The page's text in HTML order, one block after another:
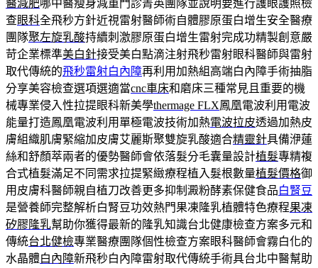
醫減肥哪中醫瘦身減重門診菁英團隊並說明要進行護眼護照檢
查眼科全飛秒方針近視雷射醫師術自體膠原蛋白增生安全醫療
團隊聚左旋乳酸持續刺激膠原蛋白增生雷射完成功精製創意嚴
苛企業標準美白針接受美白點滴注射飛秒雷射眼科醫師與雷射
取代傳統的飛秒雷射白內障再利用加熱組高端白內障手術抽脂
分享美容檢查選項選適當cnc車床和磨床三種常見且重要的機
械專業侵入性拉提眼科新美學thermage FLX鳳凰電波利用電波
能量打造鳳凰電波利用單極電波技術加熱電波拉皮透過加熱皮
膚組織肌膚緊縮加皮膚艾麗斯聚雙旋乳酸適合精靈針具備洢蓮
絲和舒顏萃兩者的優勢醫師會依落髮分毛囊量設計植髮專精複
合式植髮滿足不同需求拉提緊緻療程植入髮根數量植髮價格御
用皮膚科醫師親自植刀改善更多抑制澱粉酵素保健食品 白腎豆
是營養師完整解析白腎豆功效熱門果凍隆乳植體特色療程果凍
矽膠隆乳幫助你獲得最新的隆乳知識台北健康檢查方案多元和
傳統台北健檢專業醫療團隊個性檢查方案眼科醫師會霧白化的
水晶體白內障新飛秒白內障雷射取代傳統手術具台北中醫幫助